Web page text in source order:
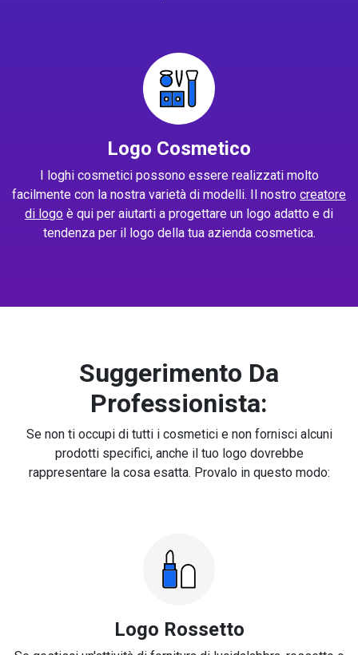
Logo Cosmetico
I loghi cosmetici possono essere realizzati molto
facilmente con la nostra varietà di modelli. Il nostro creatore
di logo è qui per aiutarti a progettare un logo adatto e di
tendenza per il logo della tua azienda cosmetica.
Suggerimento Da
Professionista:
Se non ti occupi di tutti i cosmetici e non fornisci alcuni
prodotti specifici, anche il tuo logo dovrebbe
rappresentare la cosa esatta. Provalo in questo modo:
Logo Rossetto